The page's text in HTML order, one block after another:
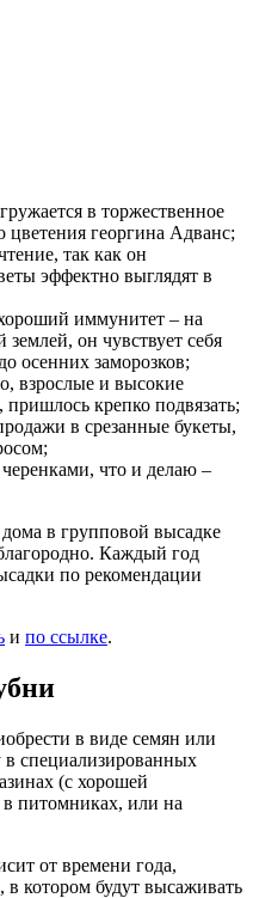
в торжественное
цветения георгина Адванс;
так как он
эффектно выглядят в
иммунитет – на
он чувствует себя
осенних заморозков;
взрослые и высокие
пришлось крепко подвязать;
в срезанные букеты,
что и делаю –
в групповой высадке
Каждый год
по рекомендации
и по ссылке.
в виде семян или
в специализированных
(с хорошей
в питомниках, или на
от времени года,
в котором будут высаживать